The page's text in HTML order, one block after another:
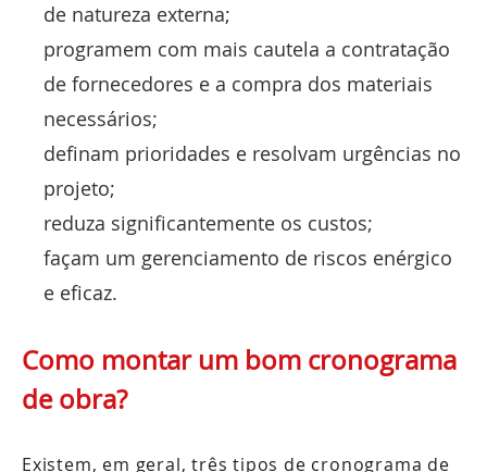
de natureza externa;
programem com mais cautela a contratação
de fornecedores e a compra dos materiais
necessários;
definam prioridades e resolvam urgências no
projeto;
reduza significantemente os custos;
façam um gerenciamento de riscos enérgico
e eficaz.
Como montar um bom cronograma
de obra?
Existem, em geral, três tipos de cronograma de